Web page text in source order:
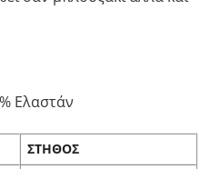
Ελαστάν
ΣΤΗΘΟΣ